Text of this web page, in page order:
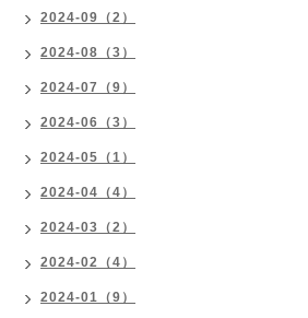
2024-09（2）
2024-08（3）
2024-07（9）
2024-06（3）
2024-05（1）
2024-04（4）
2024-03（2）
2024-02（4）
2024-01（9）